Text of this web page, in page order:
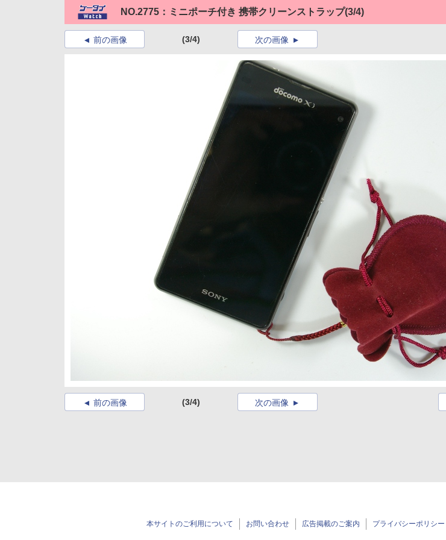
NO.2775：ミニポーチ付き 携帯クリーンストラップ(3/4)
前の画像 (3/4) 次の画像
前の画像 (3/4) 次の画像
本サイトのご利用について お問い合わせ 広告掲載のご案内 プライバシーポリシー